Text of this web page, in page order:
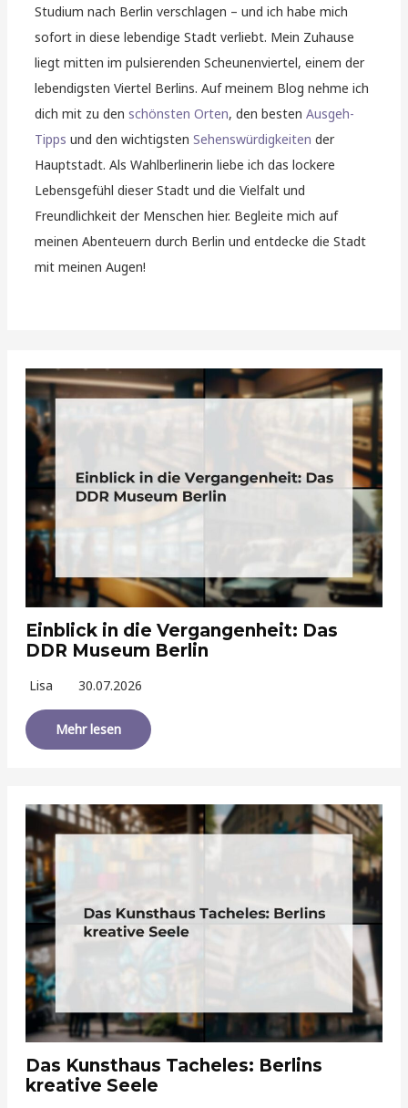
Studium nach Berlin verschlagen – und ich habe mich
sofort in diese lebendige Stadt verliebt. Mein Zuhause
liegt mitten im pulsierenden Scheunenviertel, einem der
lebendigsten Viertel Berlins. Auf meinem Blog nehme ich
dich mit zu denschönsten Orten, den bestenAusgeh-
Tipps und den wichtigstenSehenswürdigkeiten der
Hauptstadt. Als Wahlberlinerin liebe ich das lockere
Lebensgefühl dieser Stadt und die Vielfalt und
Freundlichkeit der Menschen hier. Begleite mich auf
meinen Abenteuern durch Berlin und entdecke die Stadt
mit meinen Augen!
Einblick in die Vergangenheit: Das
DDR Museum Berlin
Lisa 30.07.2026
Mehr lesen
Das Kunsthaus Tacheles: Berlins
kreative Seele